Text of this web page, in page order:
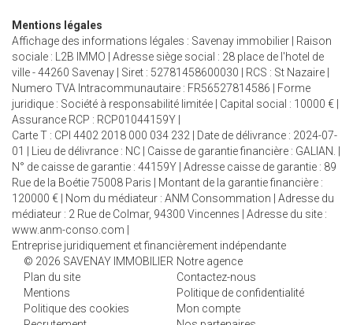
Mentions légales
Affichage des informations légales : Savenay immobilier | Raison
sociale : L2B IMMO | Adresse siège social : 28 place de l'hotel de
ville - 44260 Savenay | Siret : 52781458600030 | RCS : St Nazaire |
Numero TVA Intracommunautaire : FR56527814586 | Forme
juridique : Société à responsabilité limitée | Capital social : 10000 € |
Assurance RCP : RCP01044159Y |
Carte T : CPI 4402 2018 000 034 232 | Date de délivrance : 2024-07-
01 | Lieu de délivrance : NC | Caisse de garantie financière : GALIAN. |
N° de caisse de garantie : 44159Y | Adresse caisse de garantie : 89
Rue de la Boétie 75008 Paris | Montant de la garantie financière :
120000 € | Nom du médiateur : ANM Consommation | Adresse du
médiateur : 2 Rue de Colmar, 94300 Vincennes | Adresse du site :
www.anm-conso.com
Entreprise juridiquement et financièrement indépendante
© 2026 SAVENAY IMMOBILIER Notre agence
Plan du site
Contactez-nous
Mentions
Politique de confidentialité
Politique des cookies
Mon compte